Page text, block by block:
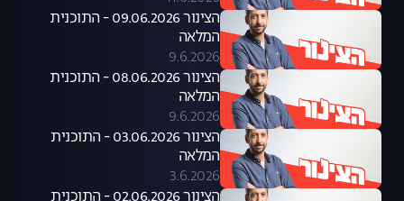
הצינור 09.06.2026 - התוכנית
המלאה
9.6.2026
הצינור 08.06.2026 - התוכנית
המלאה
9.6.2026
הצינור 03.06.2026 - התוכנית
המלאה
3.6.2026